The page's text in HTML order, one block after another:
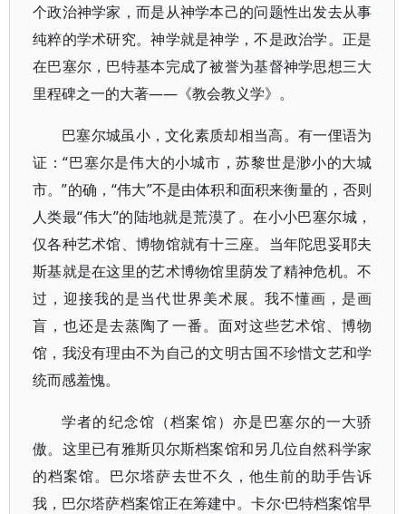
个政治神学家，而是从神学本己的问题性出发去从事
纯粹的学术研究。神学就是神学，不是政治学。正是
在巴塞尔，巴特基本完成了被誉为基督神学思想三大
里程碑之一的大著——《教会教义学》。
巴塞尔城虽小，文化素质却相当高。有一俚语为
证：“巴塞尔是伟大的小城市，苏黎世是渺小的大城
市。”的确，“伟大”不是由体积和面积来衡量的，否则
人类最“伟大”的陆地就是荒漠了。在小小巴塞尔城，
仅各种艺术馆、博物馆就有十三座。当年陀思妥耶夫
斯基就是在这里的艺术博物馆里荫发了精神危机。不
过，迎接我的是当代世界美术展。我不懂画，是画
盲，也还是去蒸陶了一番。面对这些艺术馆、博物
馆，我没有理由不为自己的文明古国不珍惜文艺和学
统而感羞愧。
学者的纪念馆（档案馆）亦是巴塞尔的一大骄
傲。这里已有雅斯贝尔斯档案馆和另几位自然科学家
的档案馆。巴尔塔萨去世不久，他生前的助手告诉
我，巴尔塔萨档案馆正在筹建中。卡尔·巴特档案馆早